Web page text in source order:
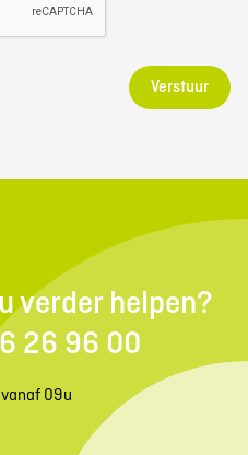
Verstuur
verder helpen?
26 96 00
09u